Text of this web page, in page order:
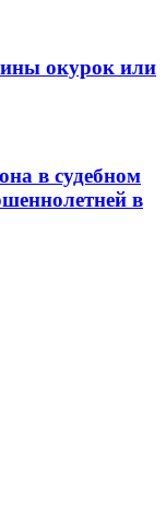
окурок или
в судебном
в